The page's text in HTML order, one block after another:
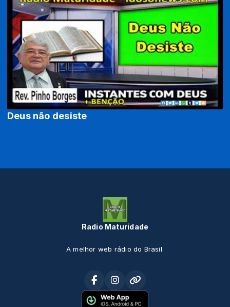
Deus não desiste
Radio Maturidade
A melhor web rádio do Brasil.